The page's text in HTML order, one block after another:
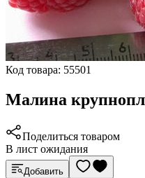
Код товара: 55501
Малина
Поделиться товаром
В лист ожидания
Добавить